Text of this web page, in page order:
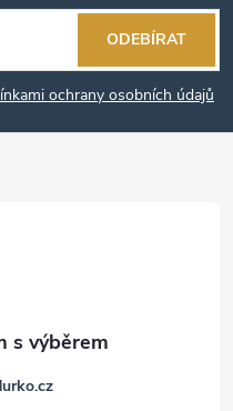
ochrany osobních údajů
ODEBÍRAT